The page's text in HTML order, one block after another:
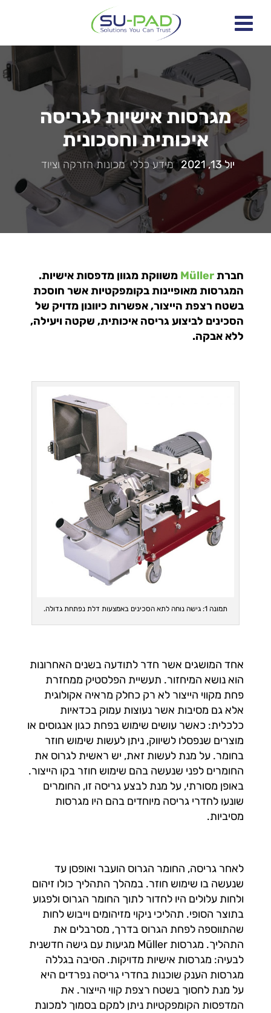
מגרסות אישיות לגריסה
איכותית וחסכונית
יול 13, 2021 |מידע כללי,מכונות הזרקה וציוד
חברתMüller משווקת מגוון מדפסות אישיות.
המגרסות מאופיינות בקומפקטיות אשר חוסכת
בשטח רצפת הייצור, אפשרות כיוונון מדויק של
הסכינים לביצוע גריסה איכותית, שקטה ויעילה,
ללא אבקה.
תמונה 1: גישה נוחה לתא הסכינים באמצעות דלת נפתחת גדולה.
אחד המושגים אשר חדר לתודעה בשנים האחרונות
הוא נושא המיחזור. תעשיית הפלסטיק ממחזרת
פחת מקווי הייצור לא רק כחלק מראיה אקולוגית
אלא גם מסיבות אשר נעוצות עמוק בכדאיות
כלכלית: כאשר עושים שימוש בפחת כגון אנגוסים או
מוצרים שנפסלו לשיווק, ניתן לעשות שימוש חוזר
בחומר. על מנת לעשות זאת, יש ראשית לגרוס את
החומרים לפני שנעשה בהם שימוש חוזר בקו הייצור.
באופן מסורתי, על מנת לבצע גריסה זו, החומרים
שונעו לחדרי גריסה מיוחדים בהם היו מגרסות
מסיביות.
לאחר גריסה, החומר הגרוס הועבר ואופסן עד
שנעשה בו שימוש חוזר. במהלך התהליך כולו זיהום
ולחות עלולים היו לחדור לתוך החומר הגרוס ולפגוע
בתוצר הסופי. תהליכי ניקוי מזיהומים וייבוש לחות
שהתווספה לפחת הגרוס בדרך, מסרבלים את
התהליך. מגרסות Müller מגיעות עם גישה חדשנית
לבעיה: מגרסות אישיות מדויקות. הסיבה בגללה
מגרסות הענק שוכנות בחדרי גריסה נפרדים היא
על מנת לחסוך בשטח רצפת קווי הייצור. את
המדפסות הקומפקטיות ניתן למקם בסמוך למכונת